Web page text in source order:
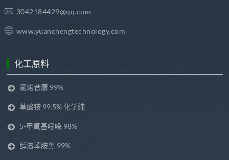
3042184429@qq.com
www.yuanchengtechnology.com
化工原料
氯诺昔康 99%
草酸铵 99.5% 化学纯
5-甲氧基吲哚 98%
醇溶苯胺黑 99%